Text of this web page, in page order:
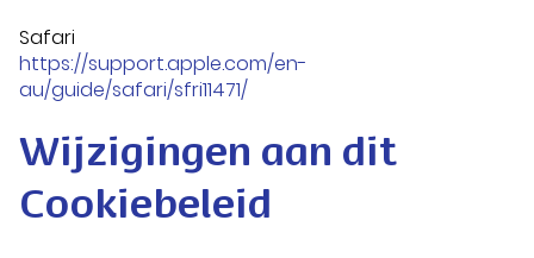
Safari
https://support.apple.com/en-
au/guide/safari/sfri11471/
Wijzigingen aan dit
Cookiebeleid